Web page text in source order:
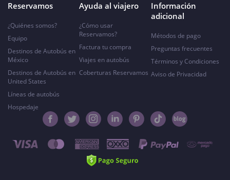
Reservamos
¿Quiénes somos?
Equipo
Destinos de Autobús en
México
Destinos de Autobús en
United States
Líneas de autobús
Hospedaje
Ayuda al viajero
¿Cómo usar
Reservamos?
Factura tu compra
Viajes en autobús
Coberturas Reservamos
Información
adicional
Métodos de pago
Preguntas frecuentes
Términos y Condiciones
Aviso de Privacidad